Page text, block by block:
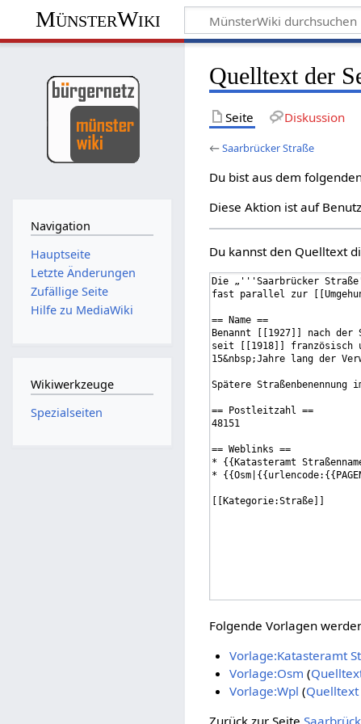
MünsterWiki
Quelltext der
Seite Diskussion
←Saarbrücker Straße
Du bist aus dem
Diese Aktion ist auf
Du kannst den Quelltext
Folgende Vorlagen
Vorlage:Katasteramt
Vorlage:Osm (
Vorlage:Wpl (
Navigation
Hauptseite
Letzte Änderungen
Zufällige Seite
Hilfe zu MediaWiki
Wikiwerkzeuge
Spezialseiten